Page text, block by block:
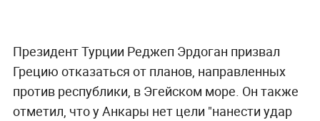
Президент Турции Реджеп Эрдоган призвал
Грецию отказаться от планов, направленных
против республики, в Эгейском море. Он также
отметил, что у Анкары нет цели "нанести удар